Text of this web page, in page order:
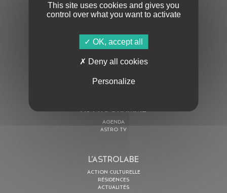
AU PROGRAMME
AGENDA
ASTRO TV
L’ASTROLABE
ACTION CULTURELLE
RÉSIDENCES
ACTUALITÉS
This site uses cookies and gives you
control over what you want to activate
OK, accept all
Deny all cookies
Personalize